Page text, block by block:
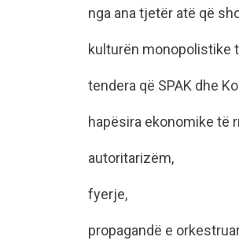
nga ana tjetër atë që
kulturën monopolistike
tendera që SPAK dhe
hapësira ekonomike të
autoritarizëm,
fyerje,
propagandë e